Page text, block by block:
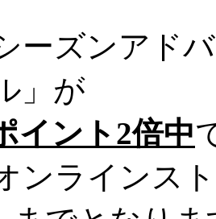
ーズンアド
」が
イント2倍中
ンラインス